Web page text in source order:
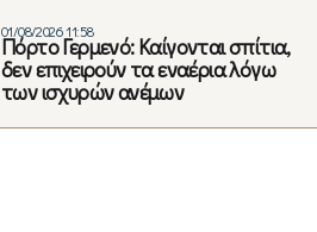
01/08/2026 11:58
Πόρτο Γερμενό: Καίγονται σπίτια,
δεν επιχειρούν τα εναέρια λόγω
των ισχυρών ανέμων